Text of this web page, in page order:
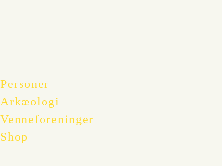
Personer
Arkæologi
Venneforeninger
Shop